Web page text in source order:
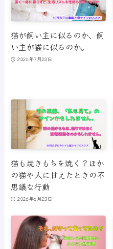
猫が飼い主に似るのか、飼
い主が猫に似るのか。
2026年7月28日
猫も焼きもちを焼く？ほか
の猫や人に甘えたときの不
思議な行動
2026年6月23日